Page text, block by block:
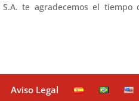
te agradecemos el
Aviso Legal